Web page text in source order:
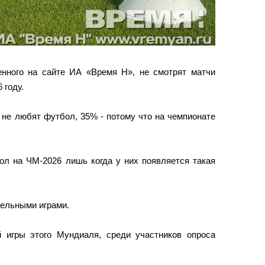
на сайте ИА «Время Н», не смотрят матчи
любят футбол, 35% - потому что на чемпионате
на ЧМ-2026 лишь когда у них появляется такая
играми.
этого Мундиаля, среди участников опроса